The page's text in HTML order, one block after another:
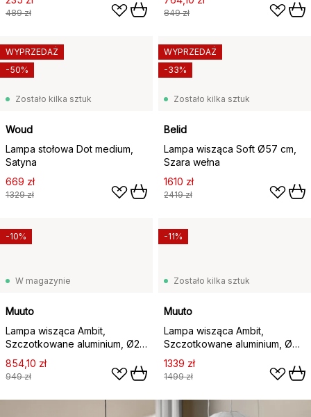
489 zł 849 zł
Zostało kilka sztuk
Woud
Lampa stołowa Dot medium,
Satyna
669 zł
1329 zł
WYPRZEDAŻ
-50%
Zostało kilka sztuk
Belid
Lampa wisząca Soft Ø57 cm,
Szara wełna
1610 zł
2419 zł
WYPRZEDAŻ
-33%
W magazynie
Muuto
Lampa wisząca Ambit,
Szczotkowane aluminium, Ø25
cm
854,10 zł
949 zł
-10%
Zostało kilka sztuk
Muuto
Lampa wisząca Ambit,
Szczotkowane aluminium, Ø40
cm
1339 zł
1499 zł
-11%